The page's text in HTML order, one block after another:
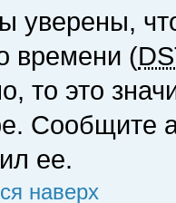
уверены,
времени (
то это
Сообщите
ее.
наверх